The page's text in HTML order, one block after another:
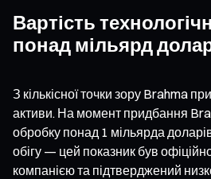
Вартість
понад мільярд
З кількісної точки зору Brahma
активи. На момент придбання
обробку понад 1 мільярда
обігу — цей показник був
компанією та підтверджений